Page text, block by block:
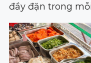
đầy đặn trong